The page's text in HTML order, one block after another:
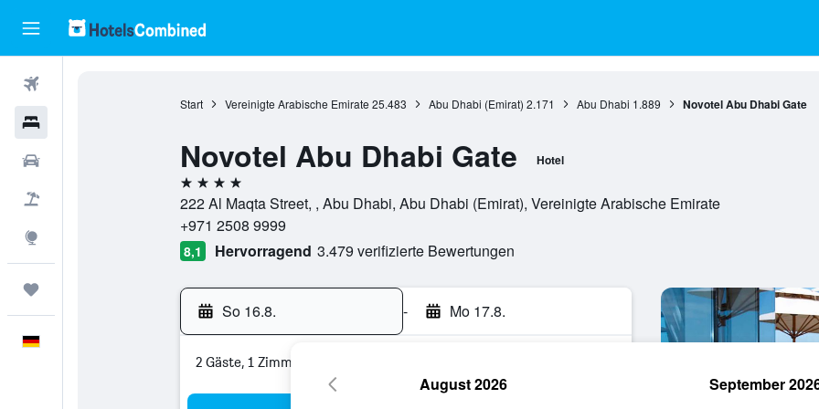
Start Vereinigte Arabische Emirate 25.483 Abu Dhabi (Emirat) 2.171 Abu Dhabi 1.889 Novotel Abu Dhabi Gate
Novotel Abu Dhabi Gate Hotel
4 Sterne
222 Al Maqta Street, , Abu Dhabi, Abu Dhabi (Emirat), Vereinigte Arabische Emirate
+971 2508 9999
8,1 Hervorragend 3.479 verifizierte Bewertungen
So 16.8. - Mo 17.8.
2 Gäste, 1 Zimmer
August 2026 September